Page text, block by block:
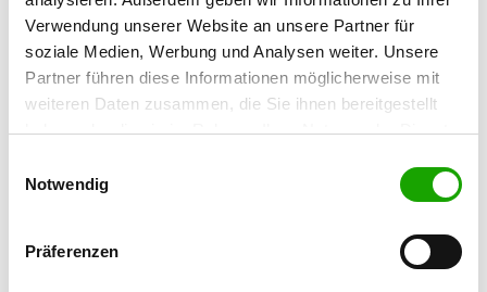
Verwendung unserer Website an unsere Partner für
soziale Medien, Werbung und Analysen weiter. Unsere
Partner führen diese Informationen möglicherweise mit
weiteren Daten zusammen, die Sie ihnen bereitgestellt
haben oder die sie im Rahmen Ihrer Nutzung der Dienste
Cookies, wenn Sie unsere Webseite weiterhin nutzen.
Notwendig
Präferenzen
Teutoniaweg
09355 Gersdorf
Details
R.-Breitscheid-Strasse